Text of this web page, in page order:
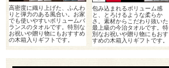
高密度に織り上げた、ふんわ
りと弾力のある風合い。お家
でも使いやすいボリュームバ
ランスのタオルです。特別な
お祝いや贈り物にもおすすめ
の木箱入りギフトです。
包み込まれるボリューム感
と、とろけるような柔らか
さ。素材からこだわり抜いた
最上級の今治タオルです。特
別なお祝いや贈り物にもおす
すめの木箱入りギフトです。